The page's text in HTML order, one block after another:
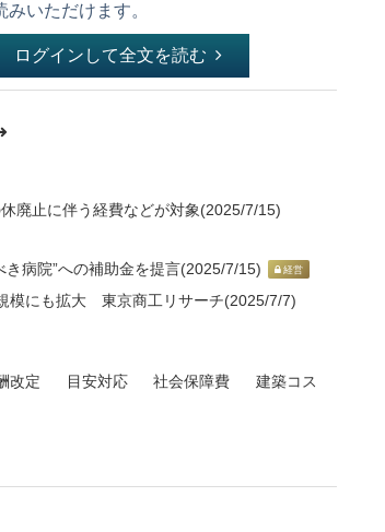
いただけます。
ログインして全文を読む
廃止に伴う経費などが対象(2025/7/15)
病院”への補助金を提言(2025/7/15) 経営
模にも拡大 東京商工リサーチ(2025/7/7)
改定 目安対応 社会保障費
建築コス